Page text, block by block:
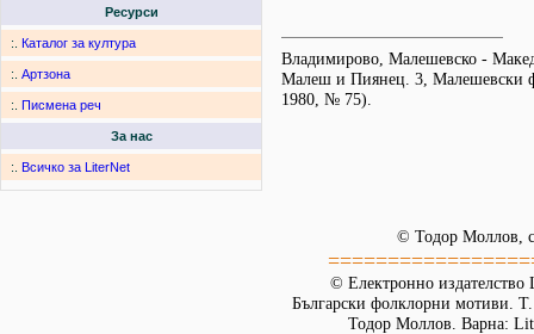
Ресурси
:. Каталог за култура
:. Артзона
:. Писмена реч
За нас
:. Всичко за LiterNet
Владимирово, Малешевско -
Малеш и Пиянец. 3, Малешевски
1980, № 75).
© Тодор Моллов,
© Електронно издателство
Български фолклорни мотиви.
Тодор Моллов. Варна: